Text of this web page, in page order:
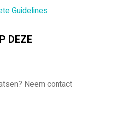
Guidelines
DEZE
Neem contact